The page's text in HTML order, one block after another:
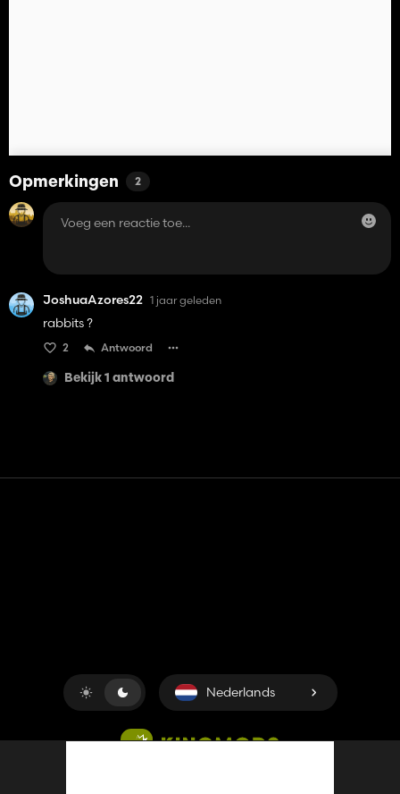
Opmerkingen 2
JoshuaAzores22 1 jaar geleden
rabbits ?
2 Antwoord
Bekijk 1 antwoord
Nederlands